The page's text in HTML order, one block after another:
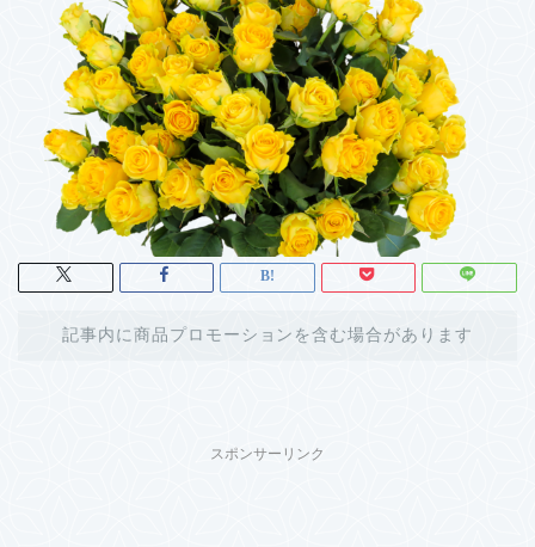
記事内に商品プロモーションを含む場合があります
スポンサーリンク